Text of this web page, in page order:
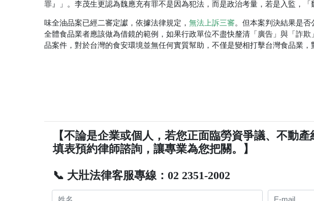
罪』」。李茂生更認為魏應充有罪不是因為犯法，而是政治考量，若是入監，「
味全油品案已經二審定讞，依據法律規定， 無法上訴三審。但本案判決結果是
全體食品業者應該做為借鏡的範例，如果行政單位不盡快釐清「廣告」與「詐
品案件，對於台灣的食安環境並無任何實質幫助，不僅是變相打擊台灣食品業，
【不論是企業或個人，若您正面臨勞資爭議、不動
填表預約律師諮詢，讓專業為您把關。】
📞 大壯法律客服專線：02 2351-2002